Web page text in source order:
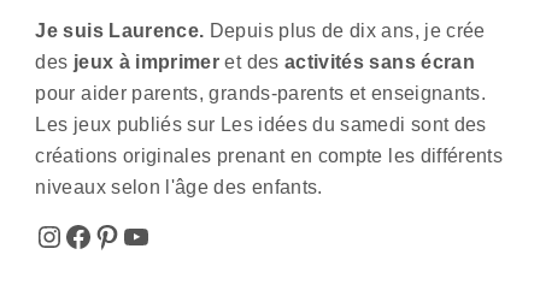
Je suis Laurence. Depuis plus de dix ans, je crée
des jeux à imprimer et des activités sans écran
pour aider parents, grands-parents et enseignants.
Les jeux publiés sur Les idées du samedi sont des
créations originales prenant en compte les différents
niveaux selon l'âge des enfants.
Instagram
Facebook
Pinterest
YouTube